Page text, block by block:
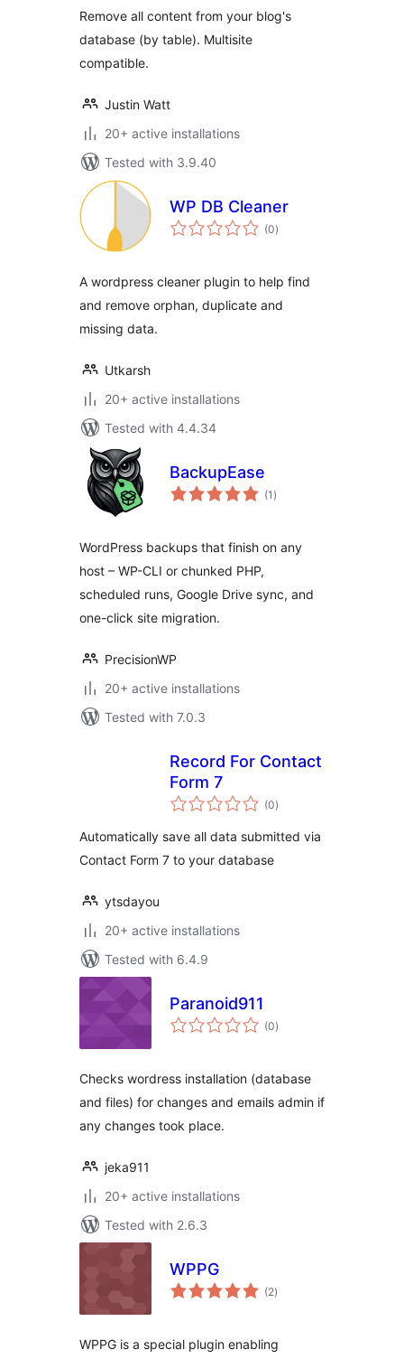
Remove all content from your blog's
database (by table). Multisite
compatible.
Justin Watt
20+ active installations
Tested with 3.9.40
WP DB Cleaner
(0total
ratings
)
A wordpress cleaner plugin to help find
and remove orphan, duplicate and
missing data.
Utkarsh
20+ active installations
Tested with 4.4.34
BackupEase
(1 total
ratings
)
WordPress backups that finish on any
host – WP-CLI or chunked PHP,
scheduled runs, Google Drive sync, and
one-click site migration.
PrecisionWP
20+ active installations
Tested with 7.0.3
Record For Contact
Form 7
(0total
ratings
)
Automatically save all data submitted via
Contact Form 7 to your database
ytsdayou
20+ active installations
Tested with 6.4.9
Paranoid911
(0total
ratings
)
Checks wordress installation (database
and files) for changes and emails admin if
any changes took place.
jeka911
20+ active installations
Tested with 2.6.3
WPPG
(2total
ratings
)
WPPG is a special plugin enabling